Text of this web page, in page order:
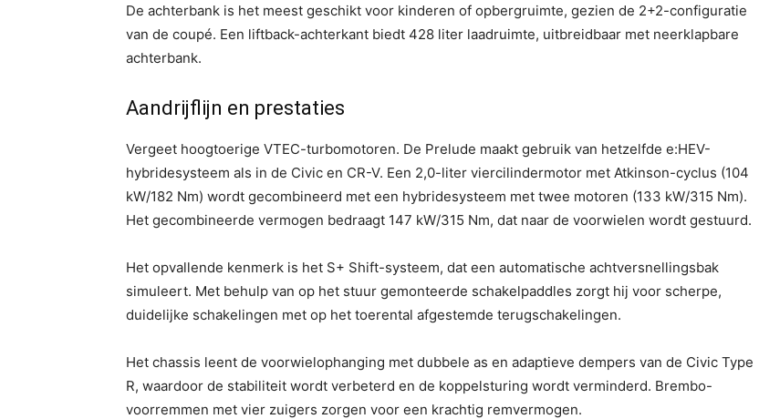
De achterbank is het meest geschikt voor kinderen of opbergruimte, gezien de 2+2-configuratie
van de coupé. Een liftback-achterkant biedt 428 liter laadruimte, uitbreidbaar met neerklapbare
achterbank.
Aandrijflijn en prestaties
Vergeet hoogtoerige VTEC-turbomotoren. De Prelude maakt gebruik van hetzelfde e:HEV-
hybridesysteem als in de Civic en CR-V. Een 2,0-liter viercilindermotor met Atkinson-cyclus (104
kW/182 Nm) wordt gecombineerd met een hybridesysteem met twee motoren (133 kW/315 Nm).
Het gecombineerde vermogen bedraagt ​​147 kW/315 Nm, dat naar de voorwielen wordt gestuurd.
Het opvallende kenmerk is het S+ Shift-systeem, dat een automatische achtversnellingsbak
simuleert. Met behulp van op het stuur gemonteerde schakelpaddles zorgt hij voor scherpe,
duidelijke schakelingen met op het toerental afgestemde terugschakelingen.
Het chassis leent de voorwielophanging met dubbele as en adaptieve dempers van de Civic Type
R, waardoor de stabiliteit wordt verbeterd en de koppelsturing wordt verminderd. Brembo-
voorremmen met vier zuigers zorgen voor een krachtig remvermogen.